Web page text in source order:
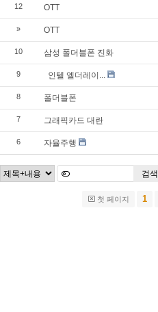
12 OTT
» OTT
10 삼성 폴더블폰 진화
9 인텔 엘더레이...
8 폴더블폰
7 그래픽카드 대란
6 자율주행
검색
첫 페이지 1